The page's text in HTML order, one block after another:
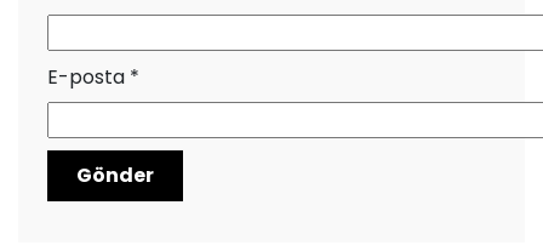
E-posta *